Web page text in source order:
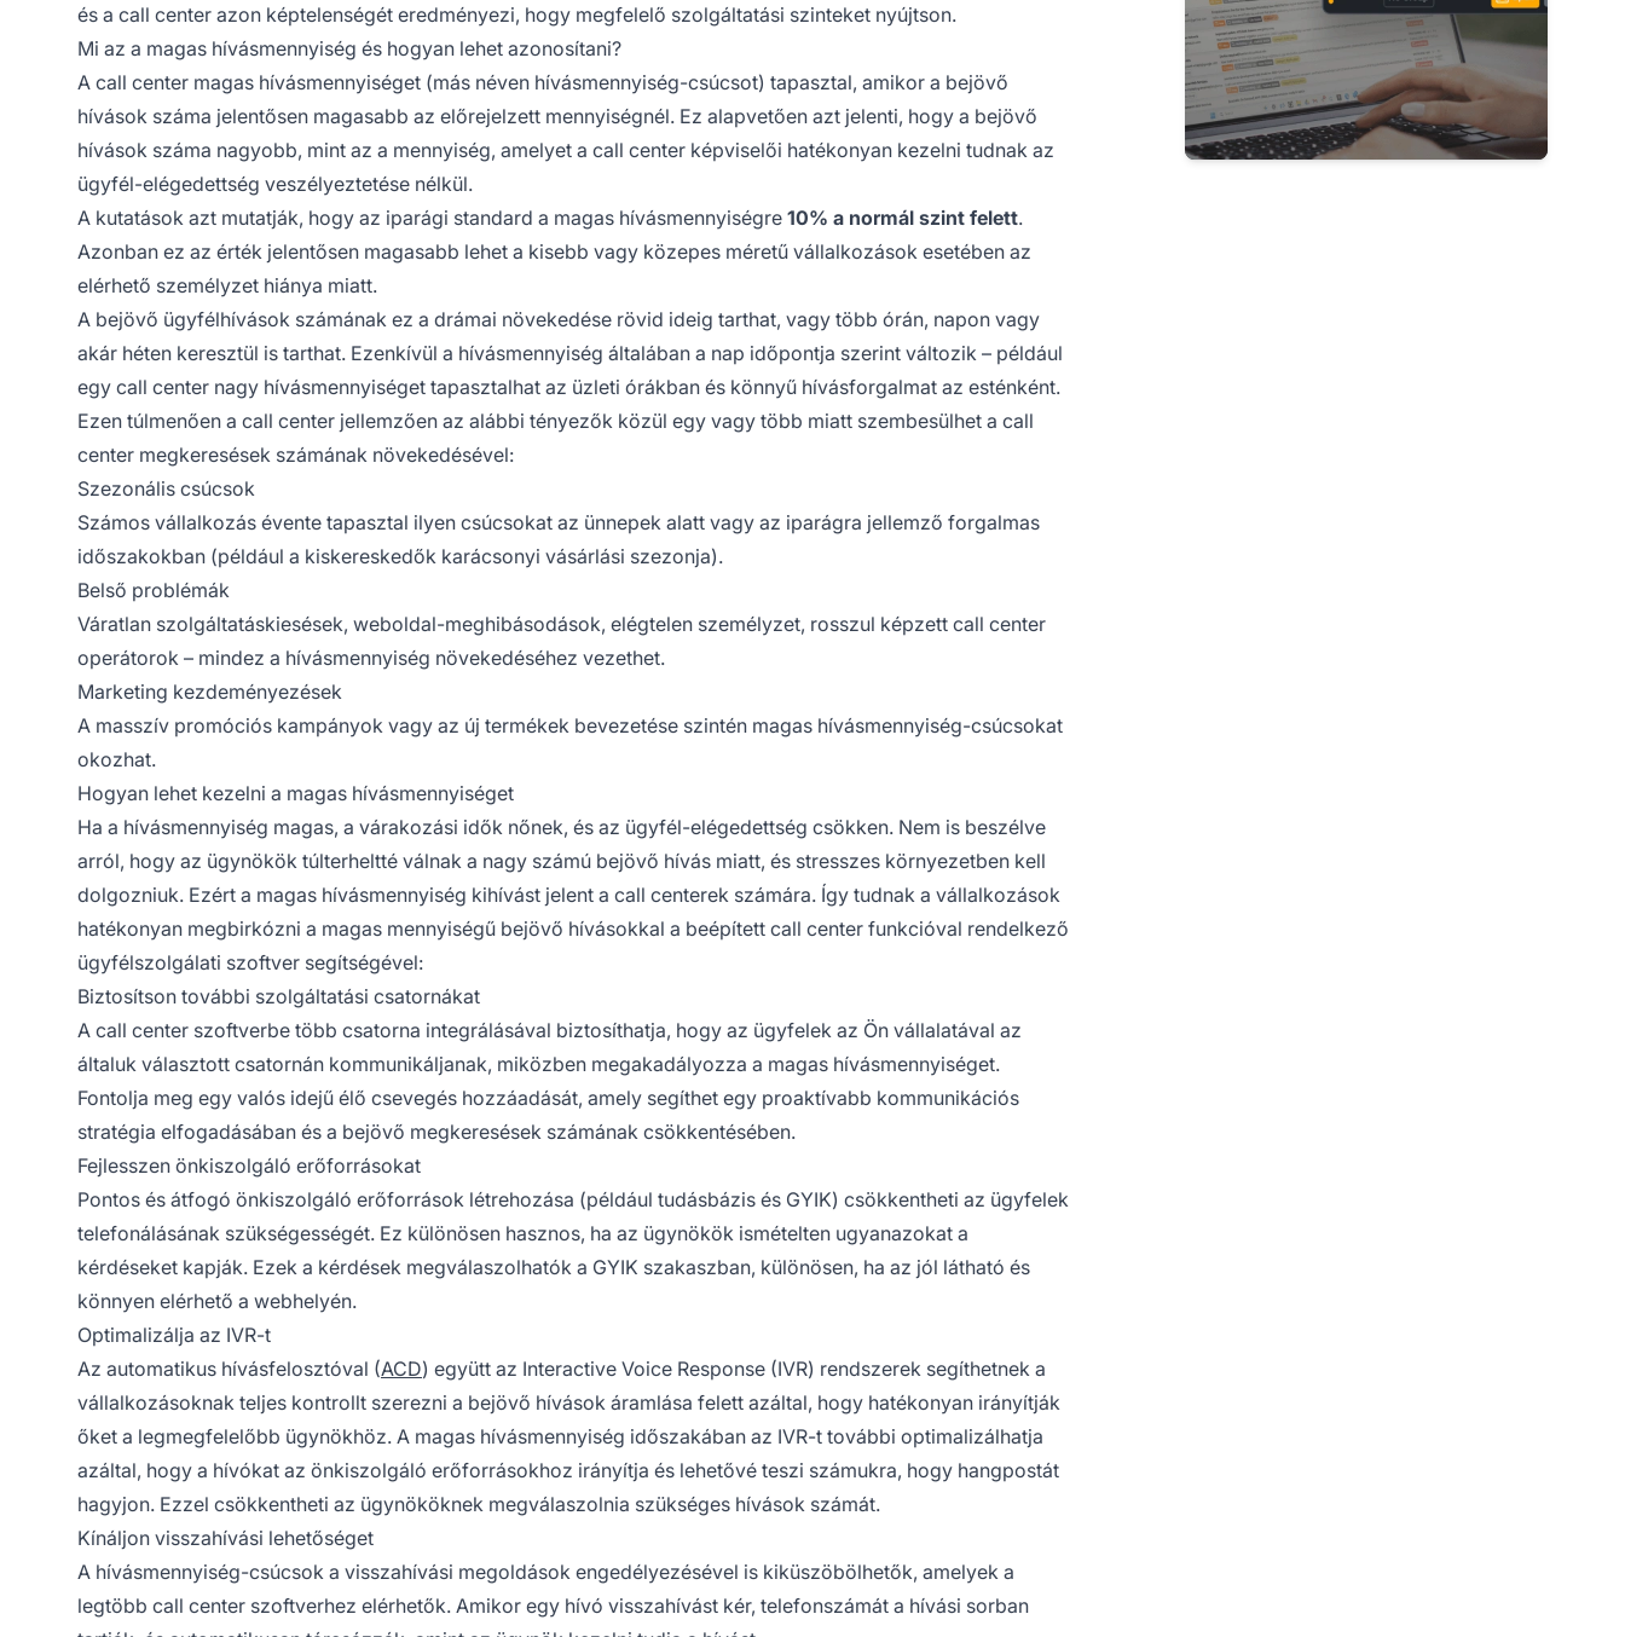
és a call center azon képtelenségét eredményezi, hogy megfelelő szolgáltatási szinteket nyújtson.
Mi az a magas hívásmennyiség és hogyan lehet azonosítani?
A call center magas hívásmennyiséget (más néven hívásmennyiség-csúcsot) tapasztal, amikor a bejövő
hívások száma jelentősen magasabb az előrejelzett mennyiségnél. Ez alapvetően azt jelenti, hogy a bejövő
hívások száma nagyobb, mint az a mennyiség, amelyet a call center képviselői hatékonyan kezelni tudnak az
ügyfél-elégedettség veszélyeztetése nélkül.
A kutatások azt mutatják, hogy az iparági standard a magas hívásmennyiségre 10% a normál szint felett.
Azonban ez az érték jelentősen magasabb lehet a kisebb vagy közepes méretű vállalkozások esetében az
elérhető személyzet hiánya miatt.
A bejövő ügyfélhívások számának ez a drámai növekedése rövid ideig tarthat, vagy több órán, napon vagy
akár héten keresztül is tarthat. Ezenkívül a hívásmennyiség általában a nap időpontja szerint változik – például
egy call center nagy hívásmennyiséget tapasztalhat az üzleti órákban és könnyű hívásforgalmat az esténként.
Ezen túlmenően a call center jellemzően az alábbi tényezők közül egy vagy több miatt szembesülhet a call
center megkeresések számának növekedésével:
Szezonális csúcsok
Számos vállalkozás évente tapasztal ilyen csúcsokat az ünnepek alatt vagy az iparágra jellemző forgalmas
időszakokban (például a kiskereskedők karácsonyi vásárlási szezonja).
Belső problémák
Váratlan szolgáltatáskiesések, weboldal-meghibásodások, elégtelen személyzet, rosszul képzett call center
operátorok – mindez a hívásmennyiség növekedéséhez vezethet.
Marketing kezdeményezések
A masszív promóciós kampányok vagy az új termékek bevezetése szintén magas hívásmennyiség-csúcsokat
okozhat.
Hogyan lehet kezelni a magas hívásmennyiséget
Ha a hívásmennyiség magas, a várakozási idők nőnek, és az ügyfél-elégedettség csökken. Nem is beszélve
arról, hogy az ügynökök túlterheltté válnak a nagy számú bejövő hívás miatt, és stresszes környezetben kell
dolgozniuk. Ezért a magas hívásmennyiség kihívást jelent a call centerek számára. Így tudnak a vállalkozások
hatékonyan megbirkózni a magas mennyiségű bejövő hívásokkal a beépített call center funkcióval rendelkező
ügyfélszolgálati szoftver segítségével:
Biztosítson további szolgáltatási csatornákat
A call center szoftverbe több csatorna integrálásával biztosíthatja, hogy az ügyfelek az Ön vállalatával az
általuk választott csatornán kommunikáljanak, miközben megakadályozza a magas hívásmennyiséget.
Fontolja meg egy valós idejű élő csevegés hozzáadását, amely segíthet egy proaktívabb kommunikációs
stratégia elfogadásában és a bejövő megkeresések számának csökkentésében.
Fejlesszen önkiszolgáló erőforrásokat
Pontos és átfogó önkiszolgáló erőforrások létrehozása (például tudásbázis és GYIK) csökkentheti az ügyfelek
telefonálásának szükségességét. Ez különösen hasznos, ha az ügynökök ismételten ugyanazokat a
kérdéseket kapják. Ezek a kérdések megválaszolhatók a GYIK szakaszban, különösen, ha az jól látható és
könnyen elérhető a webhelyén.
Optimalizálja az IVR-t
Az automatikus hívásfelosztóval (ACD) együtt az Interactive Voice Response (IVR) rendszerek segíthetnek a
vállalkozásoknak teljes kontrollt szerezni a bejövő hívások áramlása felett azáltal, hogy hatékonyan irányítják
őket a legmegfelelőbb ügynökhöz. A magas hívásmennyiség időszakában az IVR-t további optimalizálhatja
azáltal, hogy a hívókat az önkiszolgáló erőforrásokhoz irányítja és lehetővé teszi számukra, hogy hangpostát
hagyjon. Ezzel csökkentheti az ügynököknek megválaszolnia szükséges hívások számát.
Kínáljon visszahívási lehetőséget
A hívásmennyiség-csúcsok a visszahívási megoldások engedélyezésével is kiküszöbölhetők, amelyek a
legtöbb call center szoftverhez elérhetők. Amikor egy hívó visszahívást kér, telefonszámát a hívási sorban